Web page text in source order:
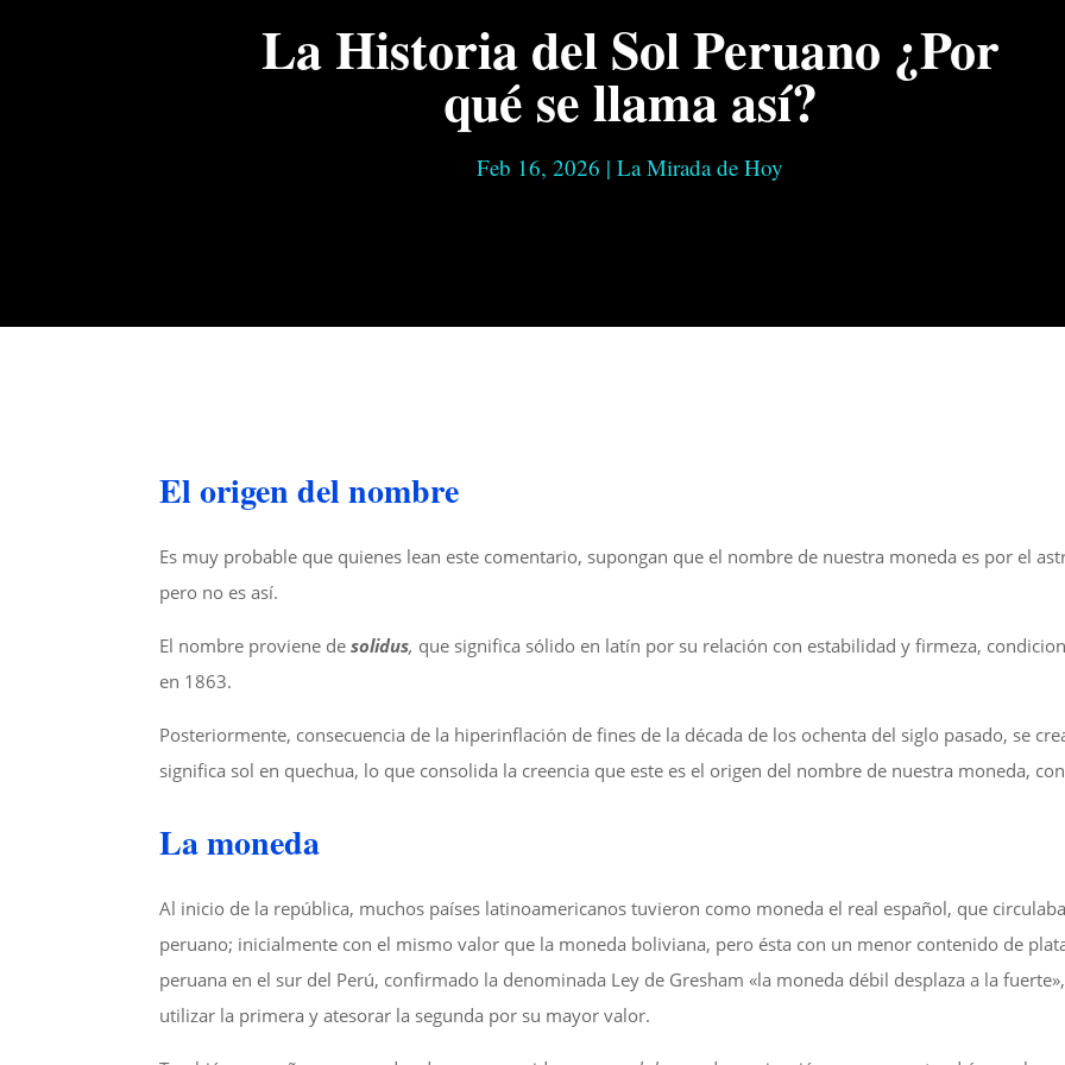
La Historia del Sol Peruano ¿Por
qué se llama así?
Feb 16, 2026 |La Mirada de Hoy
El origen del nombre
Es muy probable que quienes lean este comentario, supongan que el nombre de nuestra moneda es por el
pero no es así.
El nombre proviene desolidus, que significa sólido en latín por su relación con estabilidad y firmeza,
en 1863.
Posteriormente, consecuencia de la hiperinflación de fines de la década de los ochenta del siglo pasado, se
significa sol en quechua, lo que consolida la creencia que este es el origen del nombre de nuestra moneda,
La moneda
Al inicio de la república, muchos países latinoamericanos tuvieron como moneda el real español, que
peruano; inicialmente con el mismo valor que la moneda boliviana, pero ésta con un menor contenido de
peruana en el sur del Perú, confirmado la denominada Ley de Gresham «la moneda débil desplaza a la
utilizar la primera y atesorar la segunda por su mayor valor.